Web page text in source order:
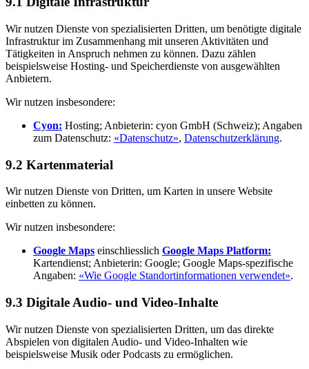
Wir nutzen Dienste von spezialisierten Dritten, um benötigte digitale
Infrastruktur im Zusammenhang mit unseren Aktivitäten und
Tätigkeiten in Anspruch nehmen zu können. Dazu zählen
beispielsweise Hosting- und Speicherdienste von ausgewählten
Anbietern.
Wir nutzen insbesondere:
Cyon: Hosting; Anbieterin: cyon GmbH (Schweiz); Angaben
zum Datenschutz: «Datenschutz», Datenschutzerklärung.
9.2 Kartenmaterial
Wir nutzen Dienste von Dritten, um Karten in unsere Website
einbetten zu können.
Wir nutzen insbesondere:
Google Maps einschliesslich Google Maps Platform:
Kartendienst; Anbieterin: Google; Google Maps-spezifische
Angaben: «Wie Google Standortinformationen verwendet».
9.3 Digitale Audio- und Video-Inhalte
Wir nutzen Dienste von spezialisierten Dritten, um das direkte
Abspielen von digitalen Audio- und Video-Inhalten wie
beispielsweise Musik oder Podcasts zu ermöglichen.